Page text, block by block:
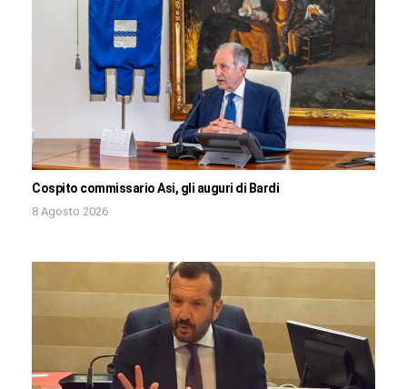
Cospito commissario Asi, gli auguri di Bardi
8 Agosto 2026